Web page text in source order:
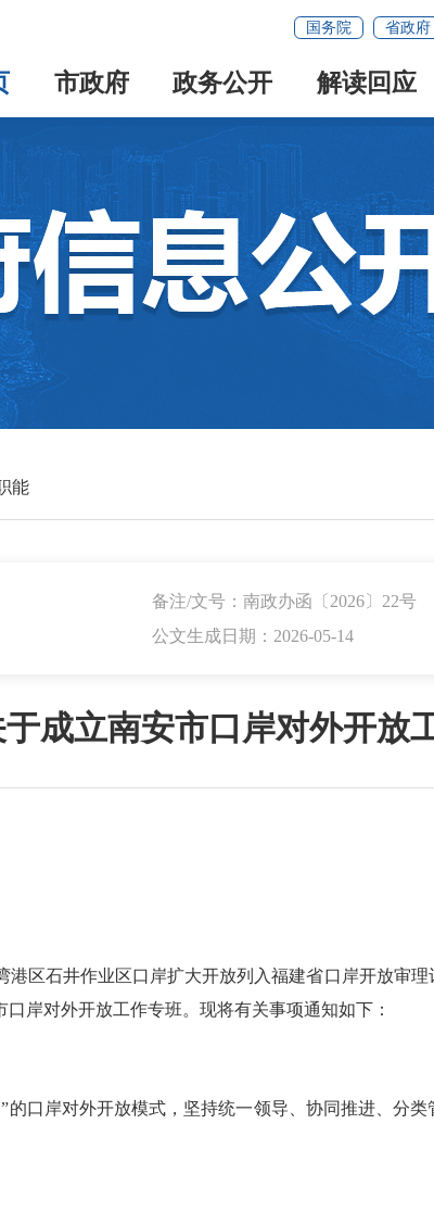
国务院 省政府
市政府 政务公开 解读回应
能
备注/文号：南政办函〔2026〕22号
公文生成日期：2026-05-14
成立南安市口岸对外开放
石井作业区口岸扩大开放列入福建省口岸开放审理
岸对外开放工作专班。现将有关事项通知如下：
岸对外开放模式，坚持统一领导、协同推进、分类